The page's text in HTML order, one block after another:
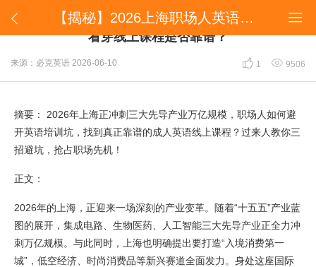
 
【揭秘】2026上海职场人英语进阶指南：如何一眼看穿线上课程是否靠谱？
【揭秘】2026上海职场人英语进阶指南：如何一眼
看穿线上课程是否靠谱？
来源：必克英语 2026-06-10  1  9506
摘要： 2026年上海正冲刺三大先导产业万亿规模，职场人如何避
开英语培训坑，找到真正靠谱的成人英语线上课程？过来人教你三
招避坑，抢占职场先机！
正文：
2026年的上海，正迎来一场深刻的产业变革。随着“十五五”产业蓝
图的展开，集成电路、生物医药、人工智能三大先导产业正全力冲
刺万亿规模。与此同时，上海也明确提出要打造“入境消费第一
城”，低空经济、时尚消费品等新兴赛道全面发力。身处这座国际